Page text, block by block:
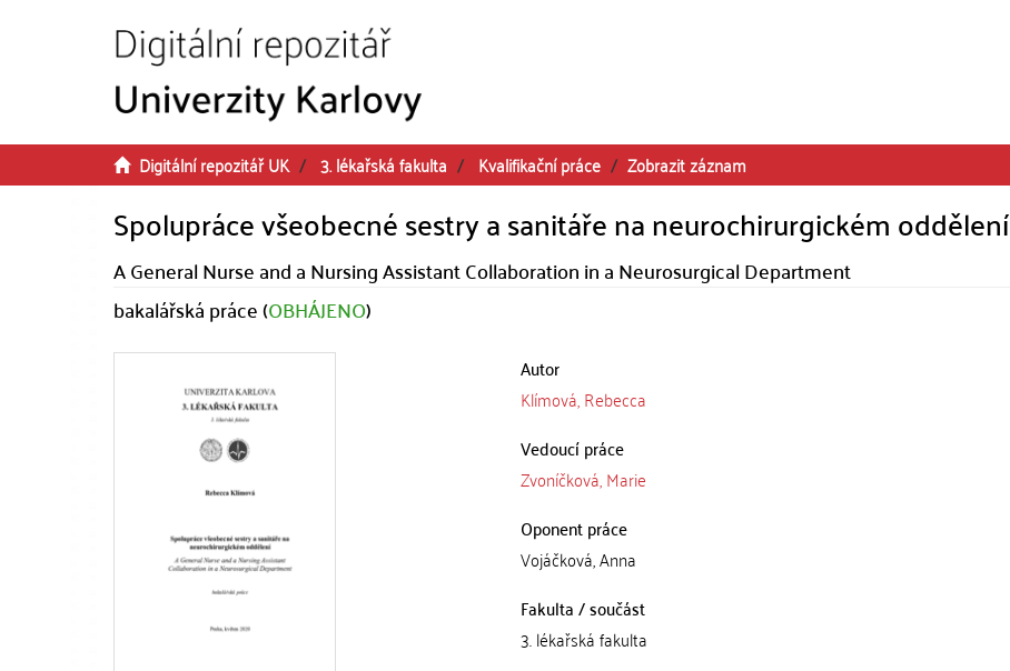
Digitální repozitář UK 3. lékařská fakulta Kvalifikační práce Zobrazit záznam
Spolupráce všeobecné sestry a sanitáře na neurochirurgickém oddělení
A General Nurse and a Nursing Assistant Collaboration in a Neurosurgical Department
bakalářská práce (OBHÁJENO)
Autor
Klímová, Rebecca
Vedoucí práce
Zvoníčková, Marie
Oponent práce
Vojáčková, Anna
Fakulta / součást
3. lékařská fakulta